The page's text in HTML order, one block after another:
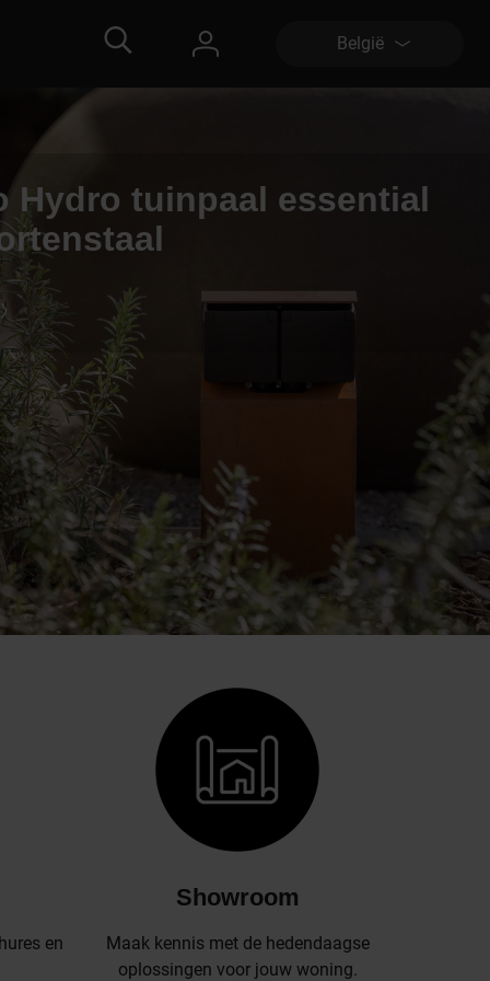
België
Hydro tuinpaal essential
en
Showroom
Maak kennis met de hedendaagse
oplossingen voor jouw woning.